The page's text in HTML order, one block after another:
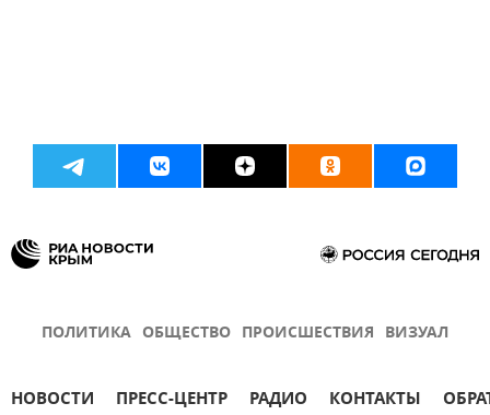
ПОЛИТИКА ОБЩЕСТВО ПРОИСШЕСТВИЯ ВИЗУАЛ
НОВОСТИ ПРЕСС-ЦЕНТР РАДИО КОНТАКТЫ